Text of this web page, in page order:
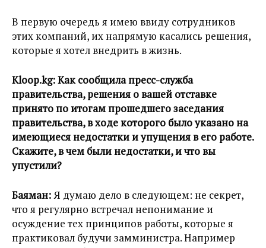
В первую очередь я имею ввиду сотрудников
этих компаний, их напрямую касались решения,
которые я хотел внедрить в жизнь.
Kloop.kg:Как сообщила пресс-служба
правительства, решения о вашей отставке
принято по итогам прошедшего заседания
правительства, в ходе которого было указано на
имеющиеся недостатки и упущения в его работе.
Скажите, в чем были недостатки, и что вы
упустили?
Баяман:Я думаю дело в следующем: не секрет,
что я регулярно встречал непонимание и
осуждение тех принципов работы, которые я
практиковал будучи замминистра. Например